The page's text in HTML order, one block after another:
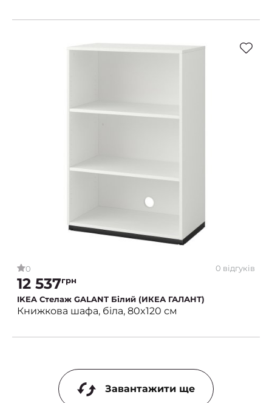
0 0 відгуків
12 537грн
IKEA Стелаж GALANT Білий (ИКЕА ГАЛАНТ)
Книжкова шафа, біла, 80x120 см
Завантажити ще